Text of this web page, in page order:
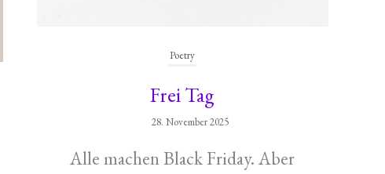
Poetry
Frei Tag
28. November 2025
Alle machen Black Friday. Aber